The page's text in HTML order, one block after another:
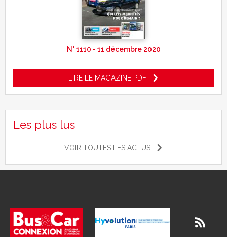
N° 1110 - 11 décembre 2020
LIRE LE MAGAZINE PDF
Les plus lus
VOIR TOUTES LES ACTUS